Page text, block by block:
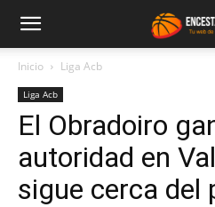
Inicio Liga Acb
Liga Acb
El Obradoiro
autoridad en
sigue cerca del